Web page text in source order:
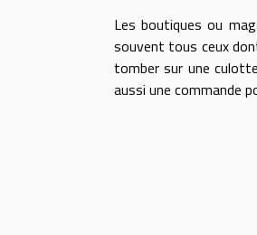
Les boutiques ou
souvent tous ceux
tomber sur une
aussi une commande